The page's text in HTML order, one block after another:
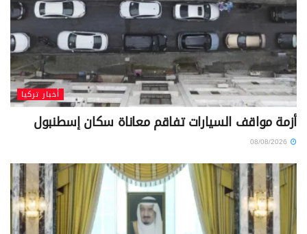
أخبار تركيا
أزمة مواقف السيارات تفاقم معاناة سكان إسطنبول